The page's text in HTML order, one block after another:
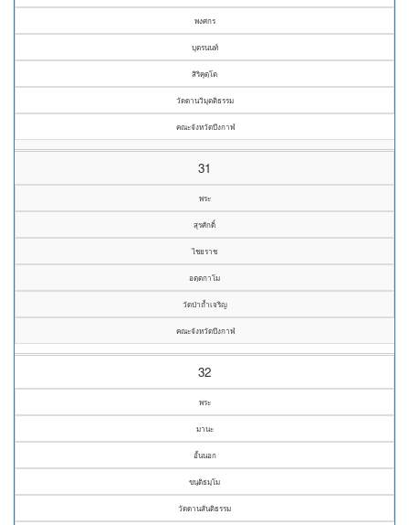
พงศกร
บุตรนนท์
สิริคุตฺโต
วัดดานวิมุตติธรรม
คณะจังหวัดบึงกาฬ
31
พระ
สุรศักดิ์
ไชยราช
อตฺตกาโม
วัดป่าถ้ำเจริญ
คณะจังหวัดบึงกาฬ
32
พระ
มานะ
อั้นนอก
ขนฺติธมฺโม
วัดดานสันติธรรม